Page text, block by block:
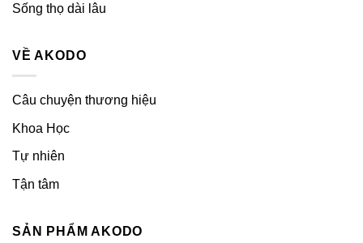
Sống thọ dài lâu
VỀ AKODO
Câu chuyện thương hiệu
Khoa Học
Tự nhiên
Tận tâm
SẢN PHẨM AKODO